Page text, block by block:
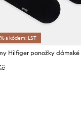
s kódem: LST